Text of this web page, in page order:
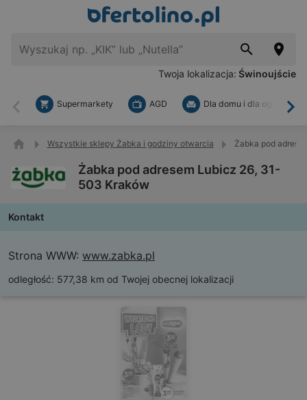
Twoja lokalizacja: Świnoujście
Wstecz
Supermarkety AGD Dla domu i dla ogrodu
Wszystkie sklepy Żabka i godziny otwarcia Żabka pod
Żabka pod adresem Lubicz 26, 31-
503 Kraków
Kontakt
Strona WWW: www.zabka.pl
odległość: 577,38 km od Twojej obecnej lokalizacji